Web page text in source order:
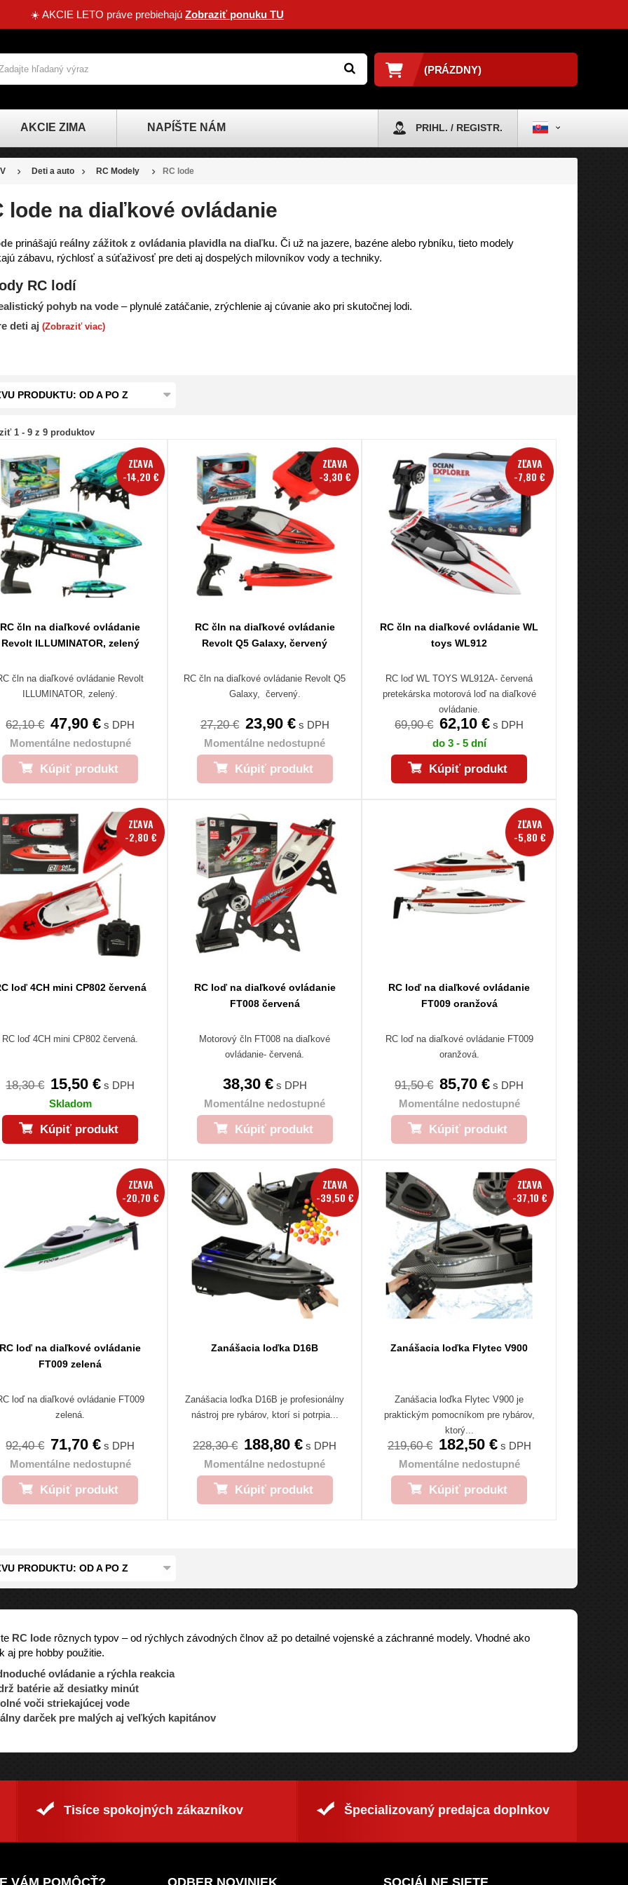
☀️ AKCIE LETO práve prebiehajú Zobraziť ponuku TU
(PRÁZDNY)
AKCIE ZIMA NAPÍŠTE NÁM PRIHL. / REGISTR.
Deti a auto RC Modely RC lode
lode na diaľkové ovládanie
prinášajú reálny zážitok z ovládania plavidla na diaľku. Či už na jazere, bazéne alebo rybníku, tieto modely
zábavu, rýchlosť a súťaživosť pre deti aj dospelých milovníkov vody a techniky.
RC lodí
pohyb na vode– plynulé zatáčanie, zrýchlenie aj cúvanie ako pri skutočnej lodi.
deti aj (Zobraziť viac)
PRODUKTU: OD A PO Z
1 - 9 z 9 produktov
ZĽAVA
-14,20 €
RC čln na diaľkové ovládanie
Revolt ILLUMINATOR, zelený
čln na diaľkové ovládanie Revolt
ILLUMINATOR, zelený.
62,10 € 47,90 € s DPH
Momentálne nedostupné
Kúpiť produkt
ZĽAVA
-3,30 €
RC čln na diaľkové ovládanie
Revolt Q5 Galaxy, červený
RC čln na diaľkové ovládanie Revolt Q5
Galaxy, červený.
27,20 € 23,90 €s DPH
Momentálne nedostupné
Kúpiť produkt
ZĽAVA
-7,80 €
RC čln na diaľkové ovládanie WL
toys WL912
RC loď WL TOYS WL912A- červená
pretekárska motorová loď na diaľkové
ovládanie.
69,90 € 62,10 € s DPH
do 3 - 5 dní
Kúpiť produkt
ZĽAVA
-2,80 €
loď 4CH mini CP802 červená
RC loď 4CH mini CP802 červená.
18,30 € 15,50 € s DPH
Skladom
Kúpiť produkt
RC loď na diaľkové ovládanie
FT008 červená
Motorový čln FT008 na diaľkové
ovládanie- červená.
38,30 €s DPH
Momentálne nedostupné
Kúpiť produkt
ZĽAVA
-5,80 €
RC loď na diaľkové ovládanie
FT009 oranžová
RC loď na diaľkové ovládanie FT009
oranžová.
91,50 € 85,70 € s DPH
Momentálne nedostupné
Kúpiť produkt
ZĽAVA
-20,70 €
RC loď na diaľkové ovládanie
FT009 zelená
loď na diaľkové ovládanie FT009
zelená.
92,40 € 71,70 € s DPH
Momentálne nedostupné
Kúpiť produkt
ZĽAVA
-39,50 €
Zanášacia loďka D16B
Zanášacia loďka D16B je profesionálny
nástroj pre rybárov, ktorí si potrpia...
228,30 € 188,80 € s DPH
Momentálne nedostupné
Kúpiť produkt
ZĽAVA
-37,10 €
Zanášacia loďka Flytec V900
Zanášacia loďka Flytec V900 je
praktickým pomocníkom pre rybárov,
ktorý...
219,60 € 182,50 €s DPH
Momentálne nedostupné
Kúpiť produkt
PRODUKTU: OD A PO Z
RC loderôznych typov – od rýchlych závodných člnov až po detailné vojenské a záchranné modely. Vhodné ako
aj pre hobby použitie.
ovládanie a rýchla reakcia
batérie až desiatky minút
voči striekajúcej vode
darček pre malých aj veľkých kapitánov
Tisíce spokojných zákazníkov Špecializovaný predajca doplnkov
VÁM POMÔCŤ? ODBER NOVINIEK SOCIÁLNE SIETE